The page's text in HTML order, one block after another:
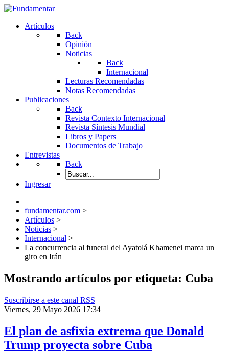
Artículos
Back
Opinión
Noticias
Back
Internacional
Lecturas Recomendadas
Notas Recomendadas
Publicaciones
Back
Revista Contexto Internacional
Revista Síntesis Mundial
Libros y Papers
Documentos de Trabajo
Entrevistas
Back
Ingresar
fundamentar.com >
Artículos >
Noticias >
Internacional >
La concurrencia al funeral del Ayatolá Khamenei marca un
giro en Irán
Mostrando artículos por etiqueta: Cuba
Suscribirse a este canal RSS
Viernes, 29 Mayo 2026 17:34
El plan de asfixia extrema que Donald
Trump proyecta sobre Cuba